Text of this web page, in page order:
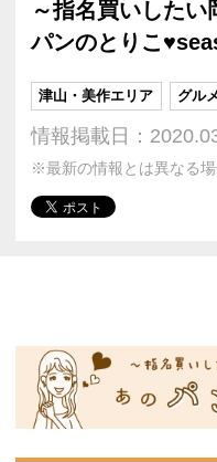
～指名買いした
パンのとりこ
津山・美作エリア グルメ
情報掲載日：
※最新の情報とは異なる場